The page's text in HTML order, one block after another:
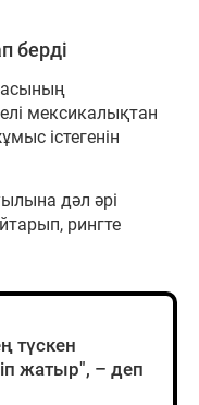
берді
мексикалықтан
істегенін
дәл әрі
рингте
түскен
жатыр", – деп